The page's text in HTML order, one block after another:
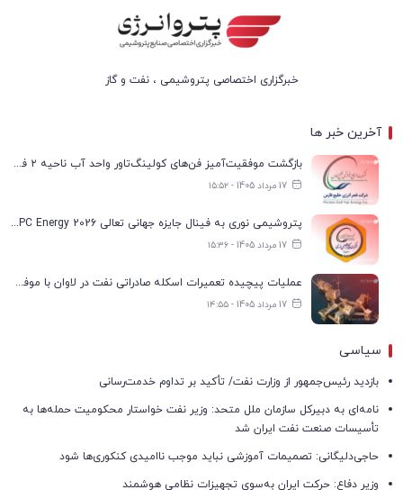
خبرگزاری اختصاصی پتروشیمی ، نفت و گاز
آخرین خبر ها
بازگشت موفقیت‌آمیز فن‌های کولینگ‌تاور واحد آب ناحیه ۲ فجر انرژی به مدار تولید
17 مرداد 1405 - ۱۵:۵۲
پتروشیمی نوری به فینال جایزه جهانی تعالی WPC Energy 2026 رسید
17 مرداد 1405 - ۱۵:۳۶
عملیات پیچیده تعمیرات اسکله صادراتی نفت در لاوان با موفقیت انجام شد
17 مرداد 1405 - ۱۴:۵۵
سیاسی
بازدید رئیس‌جمهور از وزارت نفت/ تأکید بر تداوم خدمت‌رسانی
نامه‌ای به دبیرکل سازمان ملل متحد: وزیر نفت خواستار محکومیت حمله‌ها به
تأسیسات صنعت نفت ایران شد
حاجی‌دلیگانی: تصمیمات آموزشی نباید موجب ناامیدی کنکوری‌ها شود
وزیر دفاع: حرکت ایران به‌سوی تجهیزات نظامی هوشمند